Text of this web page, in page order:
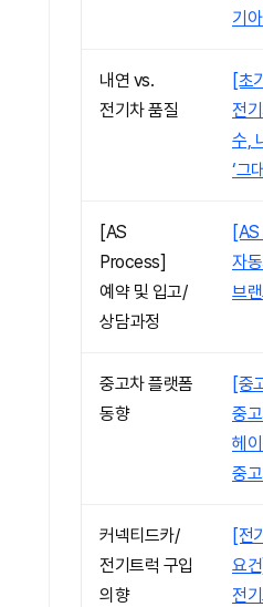
기
내연 vs.
전기차 품질
[초
전
수,
‘그
[AS
Process]
예약 및 입고/
상담과정
[AS
자
브
중고차 플랫폼
동향
[중
중
헤
중
커넥티드카/
전기트럭 구입
의향
[전
요
전